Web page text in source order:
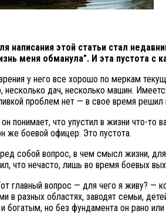
написания этой статьи стал
меня обманула”. И эта пустота с
у него все хорошо по меркам
несколько дач, несколько машин.
проблем нет — в свое время
понимает, что упустил в жизни что-то
же боевой офицер. Это пустота.
собой вопрос, в чем смысл жизни,
что нечасто, лишь во время боевых
главный вопрос — для чего я живу?
в разных областях, заводят семьи,
но без фундамента он рано или